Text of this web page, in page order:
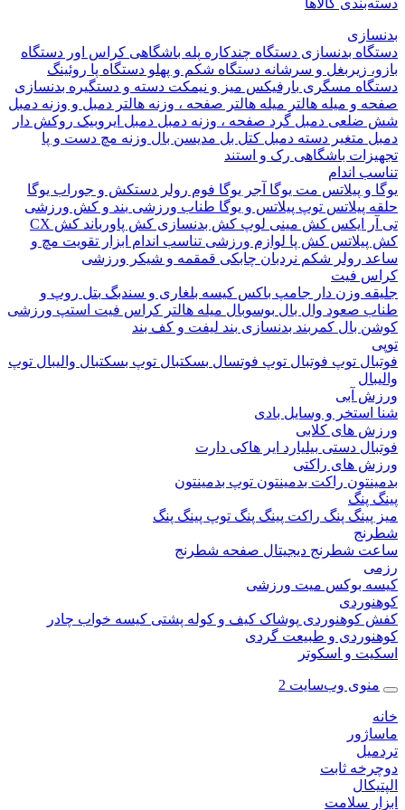
کالاها
بدنسازیدستگاه چندکارهپله باشگاهیکراس اوردستگاه
زیربغل و سرشانه دستگاه شکم و پهلودستگاه پاروئینگ
مسگریبارفیکسمیز و نیمکتدسته و دستگیره بدنسازی
و میله هالتر میله هالتر صفحه ، وزنه هالتر دمبل و وزنه دمبل
دمبل گرد صفحه ، وزنه دمبل دمبل ایروبیک روکش دار
متغیردسته دمبل کتل بلمدیسن بالوزنه مچ دست و پا
باشگاهیرک و استند
اندام
و پیلاتسمت یوگاآجر یوگا فوم رولر دستکش و جوراب یوگا
پیلاتستوپ پیلاتس و یوگاطناب ورزشی بند و کش ورزشی
ایکس کش مینی لوپ کش بدنسازیکش پاورباندکش CX
کش پالوازم ورزشی تناسب اندام ابزار تقویت مچ و
رولر شکم نردبان چابکیقمقمه و شیکر ورزشی
فیت
وزن دارجامپ باکسکیسه بلغاری و سندبگبتل روپ و
صعودوال بال بوسوبالمیله هالتر کراس فیت استپ ورزشی
بالکمربند بدنسازیبند لیفت و کف بند
توپ فوتبالتوپ فوتسالبسکتبالتوپ بسکتبالوالیبال توپ
آبی
و وسایل بادی
های کلابی
دستیبیلیاردایر هاکیدارت
های راکتی
راکت بدمینتونتوپ بدمینتون
پنگ
پنگراکت پینگ پنگتوپ پینگ پنگ
شطرنج دیجیتالصفحه شطرنج
بوکسمیت ورزشی
کوهنوردیپوشاککیف و کوله پشتیکیسه خوابچادر
و طبیعت گردی
و اسکوتر
وب‌سایت 2
ثابت
سلامت